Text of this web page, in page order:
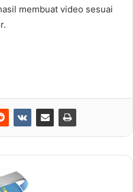
membuat video sesuai